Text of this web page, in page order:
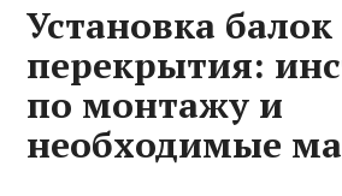
Установка балок
перекрытия:
по монтажу и
необходимые